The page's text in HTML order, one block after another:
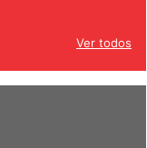
Ver todos